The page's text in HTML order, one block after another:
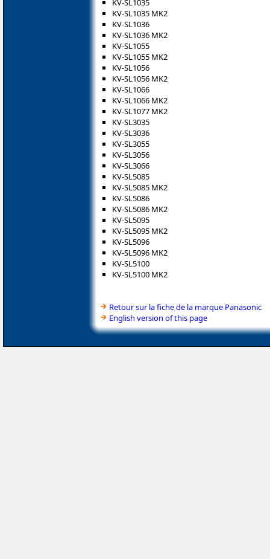
KV-SL1035
KV-SL1035 MK2
KV-SL1036
KV-SL1036 MK2
KV-SL1055
KV-SL1055 MK2
KV-SL1056
KV-SL1056 MK2
KV-SL1066
KV-SL1066 MK2
KV-SL1077 MK2
KV-SL3035
KV-SL3036
KV-SL3055
KV-SL3056
KV-SL3066
KV-SL5085
KV-SL5085 MK2
KV-SL5086
KV-SL5086 MK2
KV-SL5095
KV-SL5095 MK2
KV-SL5096
KV-SL5096 MK2
KV-SL5100
KV-SL5100 MK2
Retour sur la fiche de la marque Panasonic
English version of this page